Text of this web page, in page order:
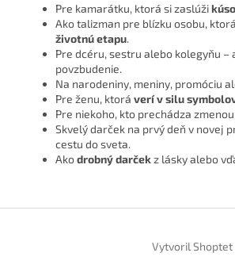
Pre kamarátku, ktorá si zaslúži
Ako talizman pre blízku osobu,
životnú etapu.
Pre dcéru, sestru alebo kolegyňu –
povzbudenie.
Na narodeniny, meniny, promóciu
Pre ženu, ktorá verí v silu
Pre niekoho, kto prechádza
Skvelý darček na prvý deň v novej
cestu do sveta.
Akodrobný darčekz lásky alebo
Vytvoril Shoptet